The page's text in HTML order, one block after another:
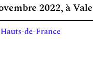
2022, à
de-France